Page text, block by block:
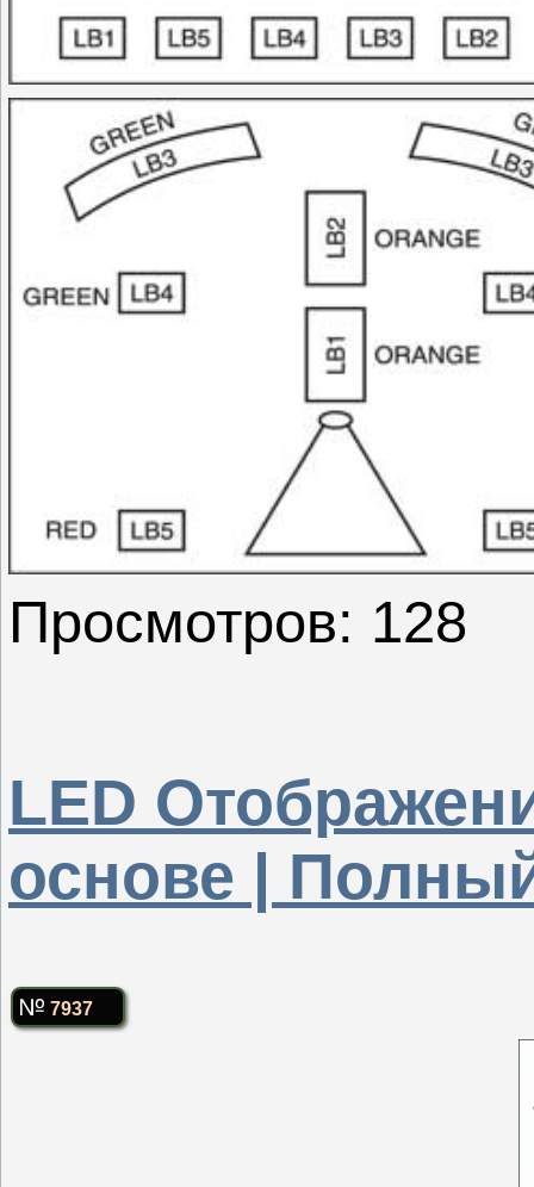
Просмотров: 128
LED
основе |
7937